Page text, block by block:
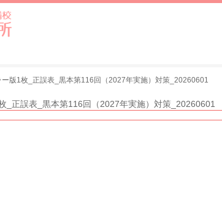
ー版1枚_正誤表_黒本第116回（2027年実施）対策_20260601
_正誤表_黒本第116回（2027年実施）対策_20260601